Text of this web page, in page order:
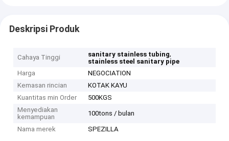
Deskripsi Produk
Cahaya Tinggi sanitary stainless tubing,
stainless steel sanitary pipe
Harga
NEGOCIATION
Kemasan rincian
KOTAK KAYU
Kuantitas min Order
500KGS
Menyediakan
kemampuan
100tons / bulan
Nama merek SPEZILLA